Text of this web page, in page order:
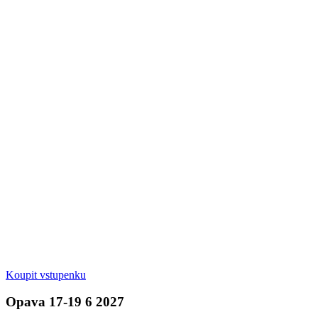
Koupit vstupenku
Opava 17-19 6 2027